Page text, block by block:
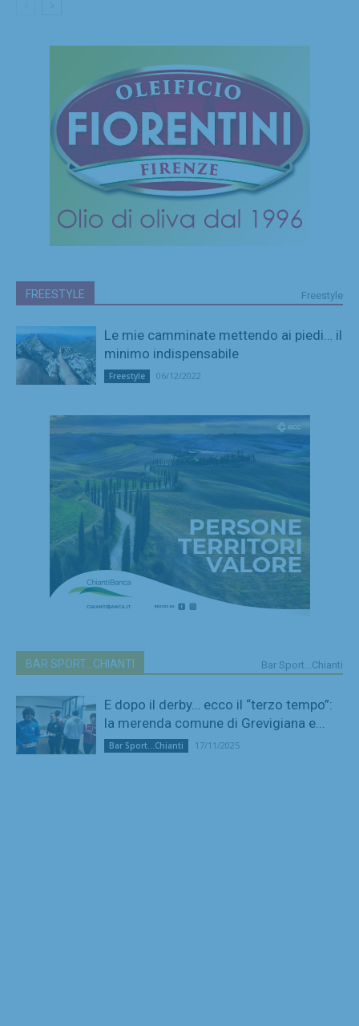
FREESTYLE Freestyle
Le mie camminate mettendo ai piedi… il
minimo indispensabile
Freestyle 06/12/2022
BAR SPORT...CHIANTI Bar Sport...Chianti
E dopo il derby… ecco il “terzo tempo”:
la merenda comune di Grevigiana e...
Bar Sport...Chianti 17/11/2025